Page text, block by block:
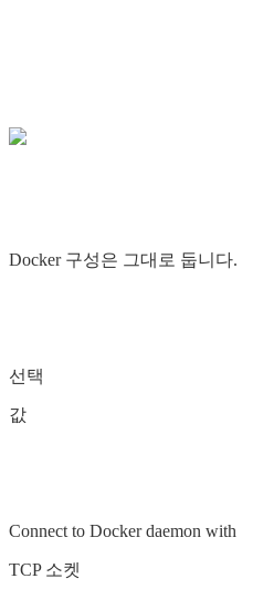
Docker 구성은 그대로 둡니다.
선택
값
Connect to Docker daemon with
TCP 소켓